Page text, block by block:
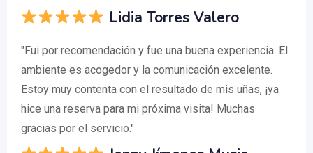
Lidia Torres Valero
"Fui por recomendación y fue una buena experiencia. El
ambiente es acogedor y la comunicación excelente.
Estoy muy contenta con el resultado de mis uñas, ¡ya
hice una reserva para mi próxima visita! Muchas
gracias por el servicio."